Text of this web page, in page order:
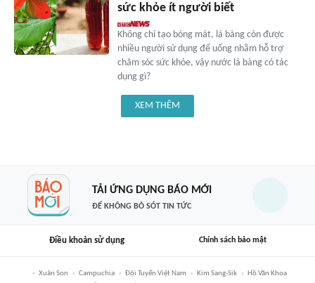
sức khỏe ít người biết
Không chỉ tạo bóng mát, lá bàng còn được
nhiều người sử dụng để uống nhằm hỗ trợ
chăm sóc sức khỏe, vậy nước lá bàng có tác
dụng gì?
XEM THÊM
TẢI ỨNG DỤNG BÁO MỚI
ĐỂ KHÔNG BỎ SÓT TIN TỨC
Điều khoản sử dụng Chính sách bảo mật
Xuân Son Campuchia Đội Tuyển Việt Nam Kim Sang-Sik
Hồ Văn Khoa